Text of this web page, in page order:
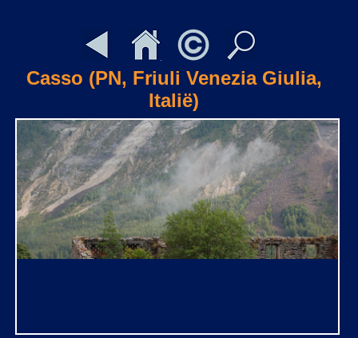
Casso (PN, Friuli Venezia Giulia,
Italië)